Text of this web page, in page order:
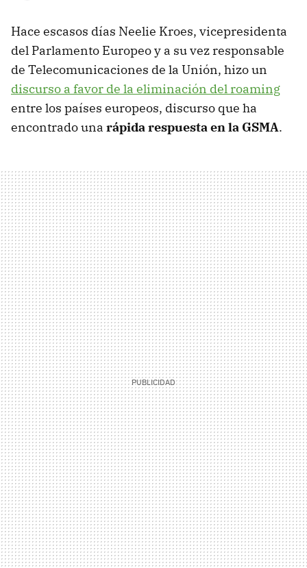
Hace escasos días Neelie Kroes, vicepresidenta
del Parlamento Europeo y a su vez responsable
de Telecomunicaciones de la Unión, hizo un
discurso a favor de la eliminación del roaming
entre los países europeos, discurso que ha
encontrado una rápida respuesta en la GSMA.